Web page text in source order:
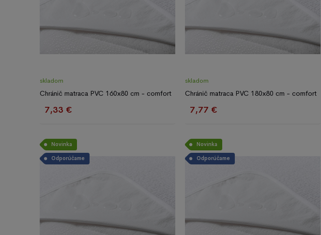
skladom
Chránič matraca PVC 160x80 cm - comfort
7,33 €
skladom
Chránič matraca PVC 180x80 cm - comfort
7,77 €
Novinka
Odporúčame
Novinka
Odporúčame